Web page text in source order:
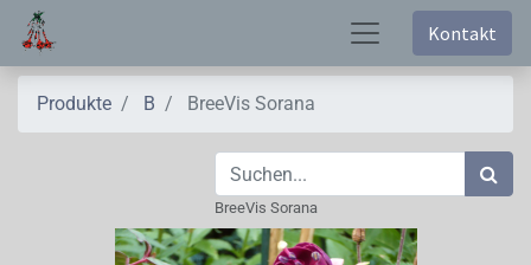
Kontakt
Produkte B BreeVis Sorana
BreeVis Sorana